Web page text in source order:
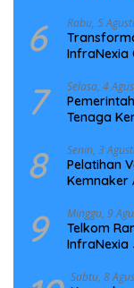
6 Rabu, 5
InfraNexia
7 Selasa, 4
Tenaga
8 Senin, 3
Pelatihan
Kemnaker
9 Minggu, 9
Telkom
InfraNexia
Sabtu, 8